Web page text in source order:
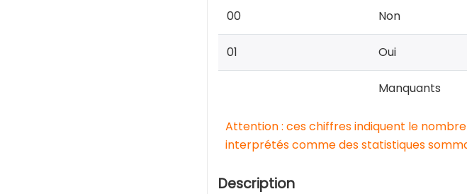
00 Non
01 Oui
Manquants
Attention : ces chiffres indiquent le
interprétés comme des statistiques
Description